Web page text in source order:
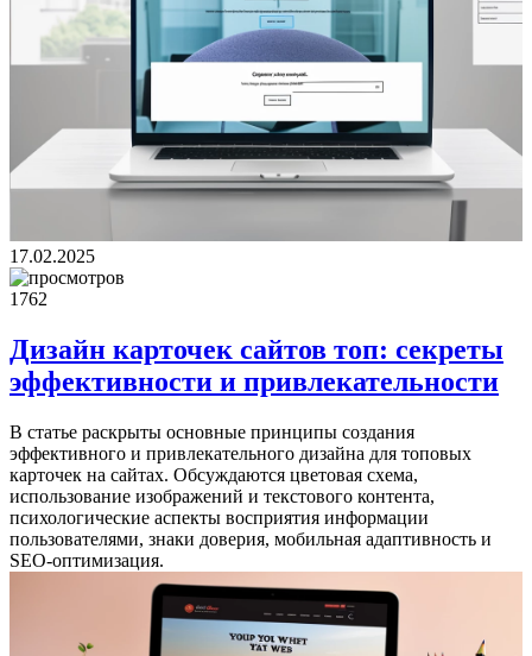
17.02.2025
1762
Дизайн карточек сайтов топ: секреты
эффективности и привлекательности
В статье раскрыты основные принципы создания
эффективного и привлекательного дизайна для топовых
карточек на сайтах. Обсуждаются цветовая схема,
использование изображений и текстового контента,
психологические аспекты восприятия информации
пользователями, знаки доверия, мобильная адаптивность и
SEO-оптимизация.